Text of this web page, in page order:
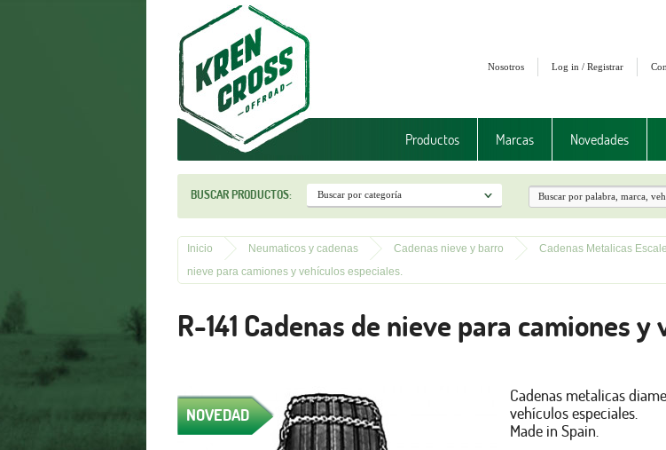
Log in / Registrar
Nosotros
Productos Marcas Novedades
BUSCAR PRODUCTOS:
Inicio Neumaticos y cadenas Cadenas nieve y barro Cadenas Metalicas
nieve para camiones y vehículos especiales.
R-141 Cadenas de nieve para camiones
NOVEDAD
Cadenas metalicas
vehículos especiales.
Made in Spain.